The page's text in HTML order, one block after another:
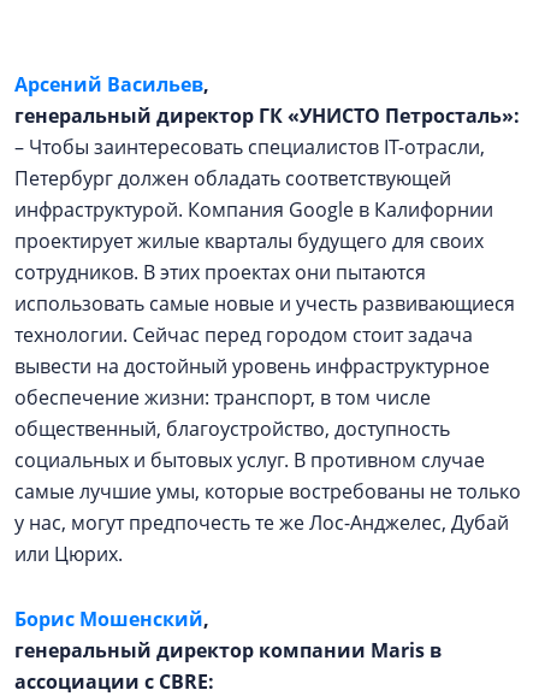
Арсений Васильев,
генеральный директор ГК «УНИСТО Петросталь»:
– Чтобы заинтересовать специалистов IT-отрасли,
Петербург должен обладать соответствующей
инфраструктурой. Компания Google в Калифорнии
проектирует жилые кварталы будущего для своих
сотрудников. В этих проектах они пытаются
использовать самые новые и учесть развивающиеся
технологии. Сейчас перед городом стоит задача
вывести на достойный уровень инфраструктурное
обеспечение жизни: транспорт, в том числе
общественный, благоустройство, доступность
социальных и бытовых услуг. В противном случае
самые лучшие умы, которые востребованы не только
у нас, могут предпочесть те же Лос-Анджелес, Дубай
или Цюрих.
Борис Мошенский,
генеральный директор компании Maris в
ассоциации с CBRE: